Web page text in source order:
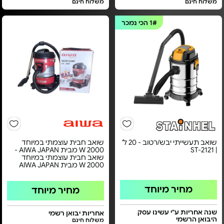
משלוח חינם משלוח חינם
1#הכי נמכר
שואב תעשייתי יבש/רטוב - 20 ל'
| ST-2121
מחיר מיוחד
שנה אחריות ע"י עשינו עסק
היבואן הרשמי
שואב חבית עוצמתי במיוחד
2000 W מבית AIWA JAPAN -
שואב חבית עוצמתי במיוחד
2000 W מבית AIWA JAPAN
מחיר מיוחד
אחריות יבואן רשמי
משלוח חינם